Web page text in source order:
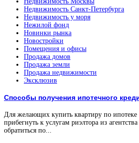
Недвижимость Санкт-Петербурга
Недвижимость у моря
Нежилой фонд
Новинки рынка
Новостройки
Помещения и офисы
Продажа домов
Продажа земли
Продажа недвижимости
Эксклюзив
Способы получения ипотечного
Для желающих купить квартиру по
прибегнуть к услугам риэлтора из
обратиться по...